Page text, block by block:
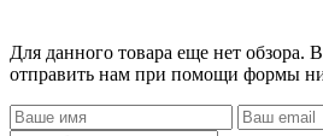
Для данного товара еще нет обзора.
отправить нам при помощи формы